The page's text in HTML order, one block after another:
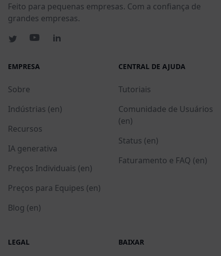
Feito para pequenas empresas. Com a confiança de
grandes empresas.
EMPRESA
Sobre
Indústrias (en)
Recursos
IA generativa
Preços Individuais (en)
Preços para Equipes (en)
Blog (en)
CENTRAL DE AJUDA
Tutoriais
Comunidade de Usuários
(en)
Status (en)
Faturamento e FAQ (en)
LEGAL BAIXAR